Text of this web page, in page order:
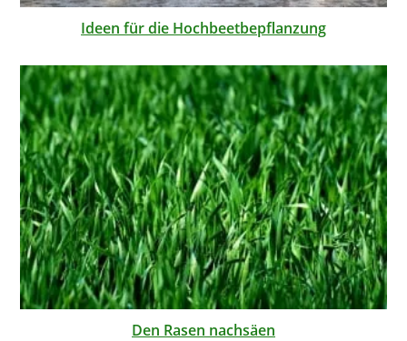
Ideen für die Hochbeetbepflanzung
Den Rasen nachsäen